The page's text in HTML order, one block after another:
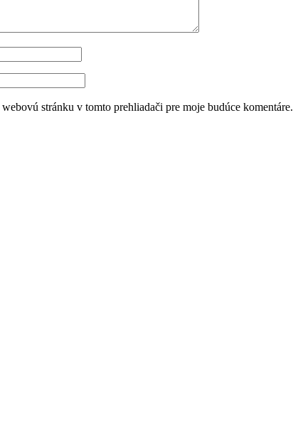
stránku v tomto prehliadači pre moje budúce komentáre.